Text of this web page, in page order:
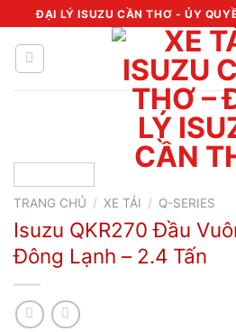
Chuyển
đến
dung
ĐẠI LÝ ISUZU CẦN THƠ - ỦY
TRANG CHỦ / XE TẢI / Q-SERIES
Isuzu QKR270 Đầu
Đông Lạnh – 2.4 Tấn